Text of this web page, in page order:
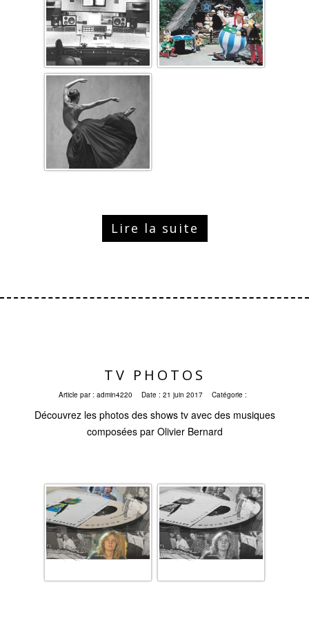
Lire la suite
TV PHOTOS
Article par : admin4220 Date : 21 juin 2017 Catégorie :
Découvrez les photos des shows tv avec des musiques
composées par Olivier Bernard